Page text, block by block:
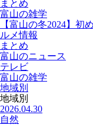
まとめ
富山の雑学
【富山の冬2024】初
ルメ情報
まとめ
富山のニュース
テレビ
富山の雑学
地域別
地域別
2026.04.30
自然